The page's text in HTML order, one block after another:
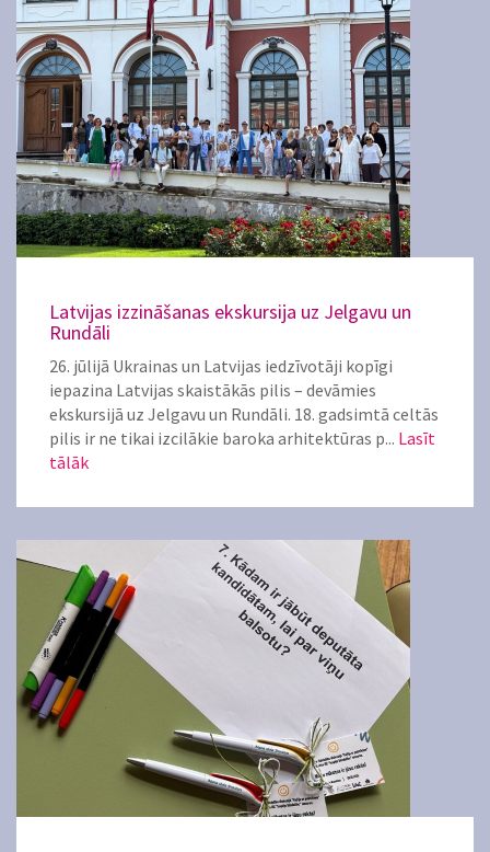
Latvijas izzināšanas ekskursija uz Jelgavu un
Rundāli
26. jūlijā Ukrainas un Latvijas iedzīvotāji kopīgi
iepazina Latvijas skaistākās pilis – devāmies
ekskursijā uz Jelgavu un Rundāli. 18. gadsimtā celtās
pilis ir ne tikai izcilākie baroka arhitektūras p... Lasīt
tālāk